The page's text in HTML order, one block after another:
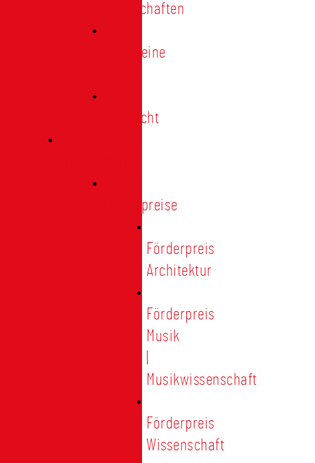
Tischgemeinschaften
Allgemeine
Übersicht
Förderpreise
Förderpreis
Architektur
Förderpreis
Musik
Musikwissenschaft
Förderpreis
Wissenschaft